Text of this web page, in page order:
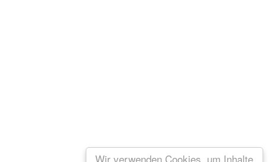
Wir verwenden Cookies, um Inhalte